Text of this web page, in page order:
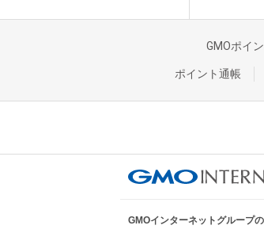
GMOポイ
ポイント通帳
GMOインターネットグループ